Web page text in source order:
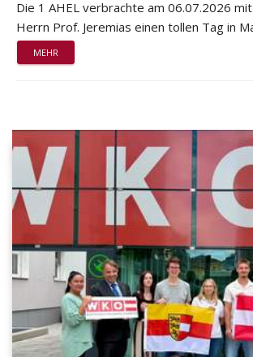
Die 1 AHEL verbrachte am 06.07.2026
Herrn Prof. Jeremias einen tollen Tag in
MEHR